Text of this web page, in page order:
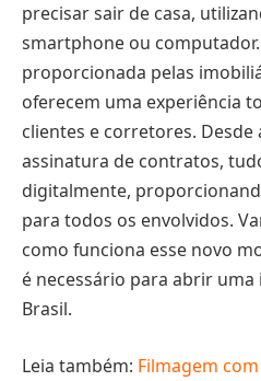
precisar sair de casa,
smartphone ou computador.
proporcionada pelas
oferecem uma experiência
clientes e corretores. Desde
assinatura de contratos,
digitalmente,
para todos os envolvidos.
como funciona esse novo
é necessário para abrir
Brasil.
Leia também: Filmagem